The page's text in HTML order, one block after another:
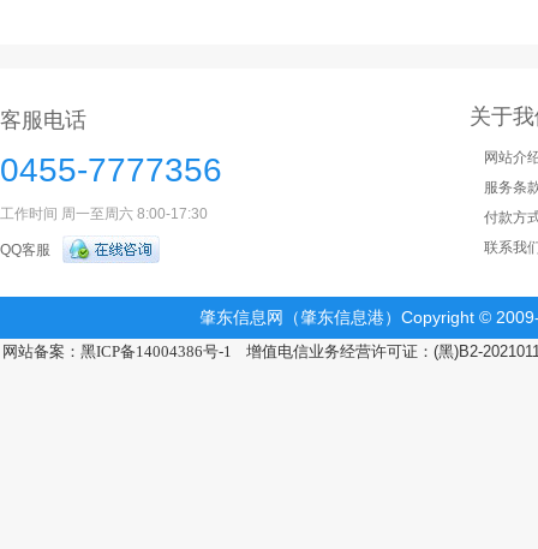
客服电话
0455-7777356
工作时间 周一至周六 8:00-17:30
QQ客服
关于
网站介
服务条
付款方
联系我
肇东信息网（肇东信息港）Copyright ©
网站备案：黑ICP备14004386号-1 增值电信业务经营许可证：(黑)B2-